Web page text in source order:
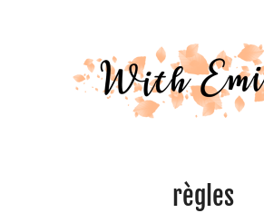
règles